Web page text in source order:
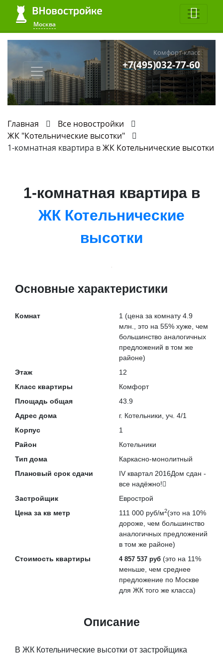
Москва
Комфорт-класс
+7(495)032-77-60
Главная
Все новостройки
ЖК "Котельнические высотки"
1-комнатная квартира вЖК Котельнические высотки
1-комнатная квартира в
ЖК Котельнические
высотки
Основные характеристики
Комнат 1 (цена за комнату 4.9
млн., это на 55% хуже , чем
большинство аналогичных
предложений в том же
районе)
Этаж
12
Класс квартиры
Комфорт
Площадь общая
43.9
Адрес дома
г. Котельники, уч. 4/1
Корпус
1
Район
Котельники
Тип дома
Каркасно-монолитный
Плановый срок сдачи
IV квартал 2016Дом сдан -
все надёжно!
Застройщик
Еврострой
Цена за кв метр
111 000 руб/м2(это на 10%
дороже , чем большинство
аналогичных предложений
в том же районе)
Стоимость квартиры
4 857 537 руб (это на 11%
меньше , чем среднее
предложение по Москве
для ЖК того же класса)
Описание
В ЖК Котельнические высотки от застройщика